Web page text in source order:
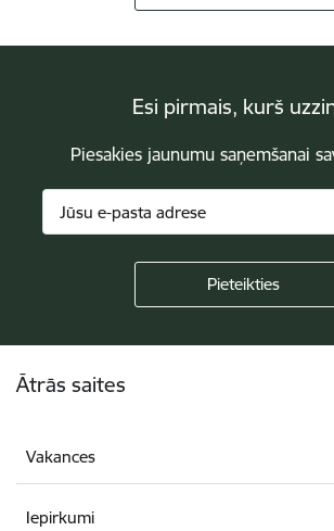
Esi pirmais, kurš
Piesakies jaunumu saņemšanai
Ātrās saites
Vakances
Iepirkumi